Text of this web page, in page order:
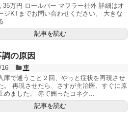
35万円 ロールバー マフラー社外 詳細はオ
ジKTまでお問い合わせください。 大きな
記事を読む
の原因
16
車
庫で通うこと２回、やっと症状を再現させ
。 再現させたら、さすが主治医、すぐに原
めました。 赤で囲ったコネク...
記事を読む